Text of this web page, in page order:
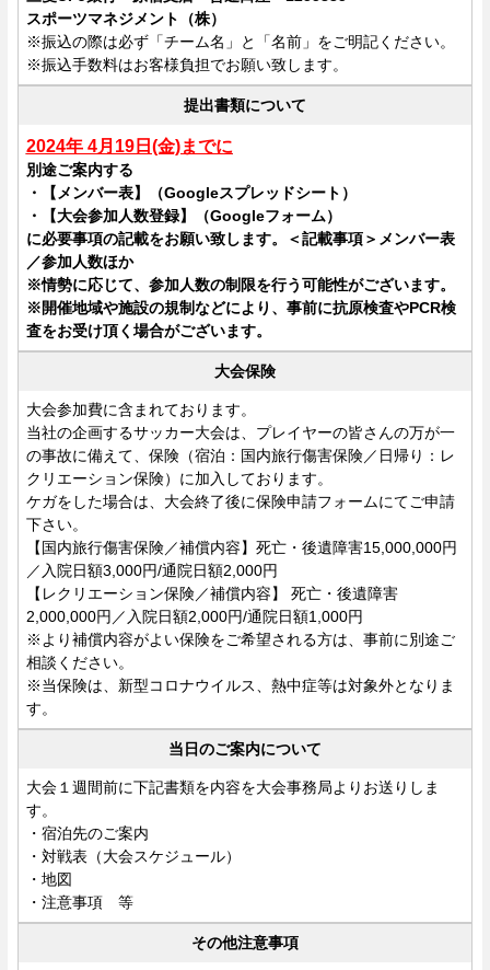
スポーツマネジメント（株）
※振込の際は必ず「チーム名」と「名前」をご明記ください。
※振込手数料はお客様負担でお願い致します。
提出書類について
2024年 4月19日(金)までに
別途ご案内する
・【メンバー表】
（Googleスプレッドシート）
・【大会参加人数登録】（Googleフォーム）
に必要事項の記載をお願い致します。
＜記載事項＞メンバー表
／参加人数ほか
※情勢に応じて、参加人数の制限を行う可能性がございます。
※開催地域や施設の規制などにより、事前に抗原検査やPCR検
査をお受け頂く場合がございます。
大会保険
大会参加費に含まれております。
当社の企画するサッカー大会は、プレイヤーの皆さんの万が一
の事故に備えて、保険（宿泊：国内旅行傷害保険／日帰り：レ
クリエーション保険）に加入しております。
ケガをした場合は、大会終了後に保険申請フォームにてご申請
下さい。
【国内旅行傷害保険／補償内容】死亡・後遺障害15,000,000円
／入院日額3,000円/通院日額2,000円
【レクリエーション保険／補償内容】 死亡・後遺障害
2,000,000円／入院日額2,000円/通院日額1,000円
※より補償内容がよい保険をご希望される方は、事前に別途ご
相談ください。
※当保険は、新型コロナウイルス、熱中症等は対象外となりま
す。
当日のご案内について
大会１週間前に下記書類を内容を大会事務局よりお送りしま
す。
・宿泊先のご案内
・対戦表（大会スケジュール）
・地図
・注意事項 等
その他注意事項